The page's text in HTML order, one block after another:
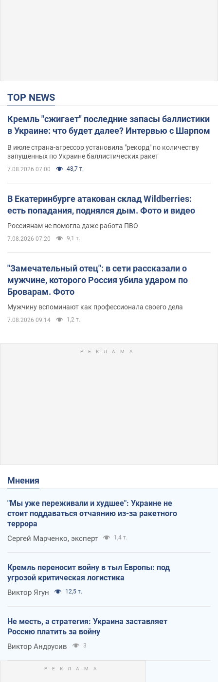
TOP NEWS
Кремль "сжигает" последние запасы баллистики
в Украине: что будет далее? Интервью с Шарпом
В июле страна-агрессор установила "рекорд" по количеству
запущенных по Украине баллистических ракет
7.08.2026 07:00 48,7 т.
В Екатеринбурге атакован склад Wildberries:
есть попадания, поднялся дым. Фото и видео
Россиянам не помогла даже работа ПВО
7.08.2026 07:20 9,1 т.
"Замечательный отец": в сети рассказали о
мужчине, которого Россия убила ударом по
Броварам. Фото
Мужчину вспоминают как профессионала своего дела
7.08.2026 09:14 1,2 т.
Мнения
"Мы уже переживали и худшее": Украине не
стоит поддаваться отчаянию из-за ракетного
террора
Сергей Марченко, эксперт 1,4 т.
Кремль переносит войну в тыл Европы: под
угрозой критическая логистика
Виктор Ягун 12,5 т.
Не месть, а стратегия: Украина заставляет
Россию платить за войну
Виктор Андрусив 3